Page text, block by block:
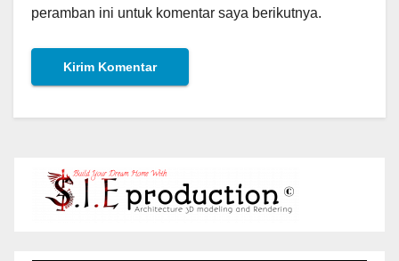
peramban ini untuk komentar saya berikutnya.